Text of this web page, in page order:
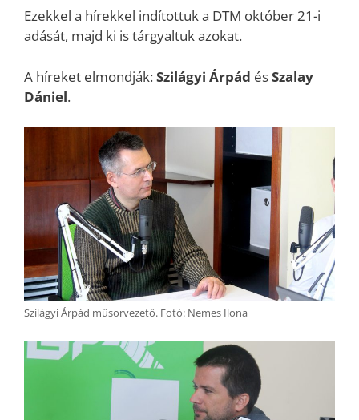
Ezekkel a hírekkel indítottuk a DTM október 21-i
adását, majd ki is tárgyaltuk azokat.
A híreket elmondják:Szilágyi Árpád ésSzalay
Dániel.
Szilágyi Árpád műsorvezető. Fotó: Nemes Ilona